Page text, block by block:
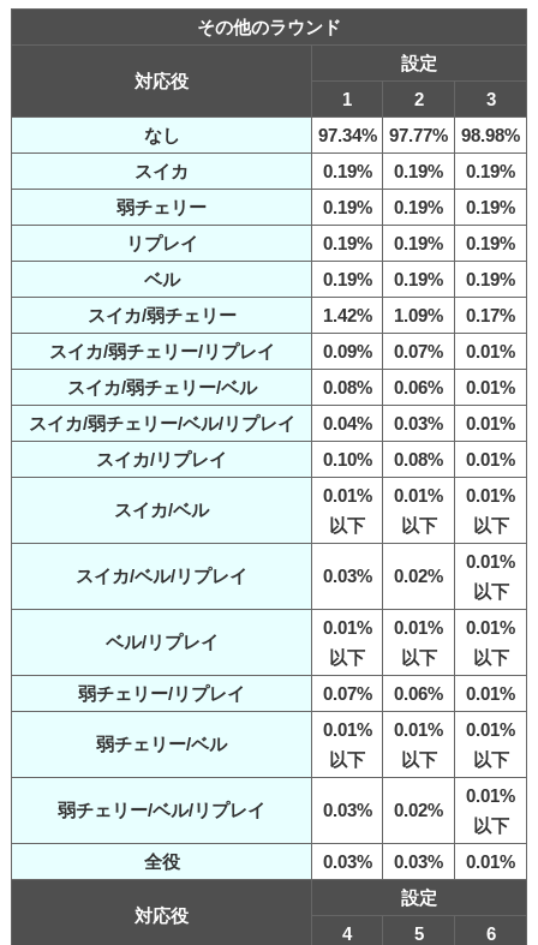
その他のラウンド
対応役
設定
1
2
3
なし
97.34% 97.77%
98.98%
スイカ
0.19% 0.19%
0.19%
弱チェリー
0.19% 0.19%
0.19%
リプレイ
0.19% 0.19%
0.19%
ベル
0.19% 0.19%
0.19%
スイカ/弱チェリー
1.42% 1.09%
0.17%
スイカ/弱チェリー/リプレイ
0.09% 0.07%
0.01%
スイカ/弱チェリー/ベル
0.08% 0.06%
0.01%
スイカ/弱チェリー/ベル/リプレイ
0.04% 0.03%
0.01%
スイカ/リプレイ
0.10% 0.08% 0.01%
スイカ/ベル
0.01%
以下
0.01%
以下
0.01%
以下
スイカ/ベル/リプレイ 0.03% 0.02%
0.01%
以下
ベル/リプレイ
0.01%
以下
0.01%
以下
0.01%
以下
弱チェリー/リプレイ
0.07% 0.06% 0.01%
弱チェリー/ベル
0.01%
以下
0.01%
以下
0.01%
以下
弱チェリー/ベル/リプレイ 0.03% 0.02%
0.01%
以下
全役
0.03% 0.03% 0.01%
対応役
設定
4
5
6